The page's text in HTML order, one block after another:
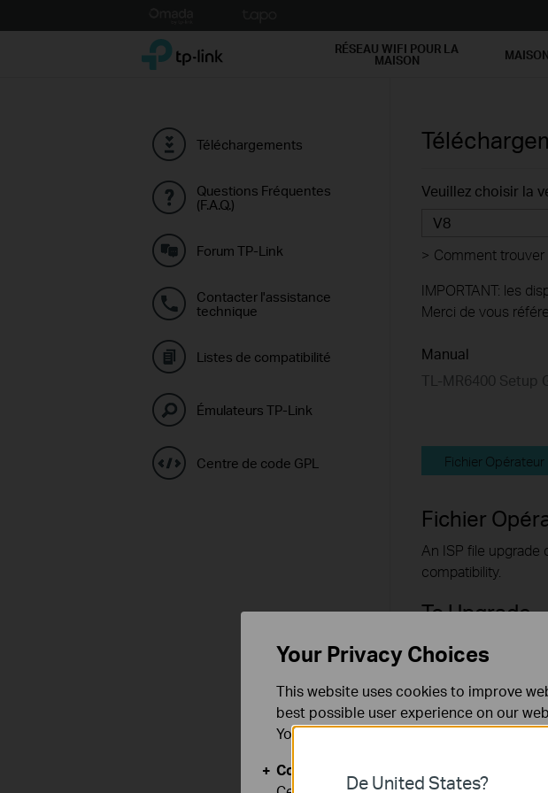
to
TP-Link, Reliably Smart RÉSEAU WIFI POUR LA
MAISON
Téléchargements
Questions Fréquentes
(F.A.Q.)
Forum TP-Link
Contacter l'assistance
technique
Listes de compatibilité
Émulateurs TP-Link
Centre de code GPL
Veuillez choisir la
V8
> Comment trouver
IMPORTANT: les
Merci de vous
Manual
TL-MR6400 Setup
Fichier Opérateur
Fichier
An ISP file
compatibility.
To Upgrade
IMPORTANT:
To
upgrade process
Please
for your TP-
Please verify
upgrade may
De United States?
Your Privacy Choices
This website uses cookies to improve
best possible user experience on our
You can find more information in our
Cookies basiques